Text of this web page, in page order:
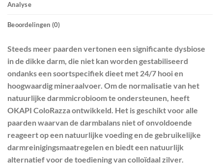
Analyse
Beoordelingen (0)
Steeds meer paarden vertonen een significante dysbiose
in de dikke darm, die niet kan worden gestabiliseerd
ondanks een soortspecifiek dieet met 24/7 hooi en
hoogwaardig mineraalvoer. Om de normalisatie van het
natuurlijke darmmicrobioom te ondersteunen, heeft
OKAPI ColoRazza ontwikkeld. Het is geschikt voor alle
paarden waarvan de darmbalans niet of onvoldoende
reageert op een natuurlijke voeding en de gebruikelijke
darmreinigingsmaatregelen en biedt een natuurlijk
alternatief voor de toediening van colloïdaal zilver.